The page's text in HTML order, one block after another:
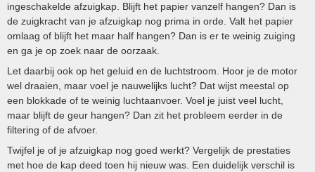
ingeschakelde afzuigkap. Blijft het papier vanzelf hangen? Dan is
de zuigkracht van je afzuigkap nog prima in orde. Valt het papier
omlaag of blijft het maar half hangen? Dan is er te weinig zuiging
en ga je op zoek naar de oorzaak.
Let daarbij ook op het geluid en de luchtstroom. Hoor je de motor
wel draaien, maar voel je nauwelijks lucht? Dat wijst meestal op
een blokkade of te weinig luchtaanvoer. Voel je juist veel lucht,
maar blijft de geur hangen? Dan zit het probleem eerder in de
filtering of de afvoer.
Twijfel je of je afzuigkap nog goed werkt? Vergelijk de prestaties
met hoe de kap deed toen hij nieuw was. Een duidelijk verschil is